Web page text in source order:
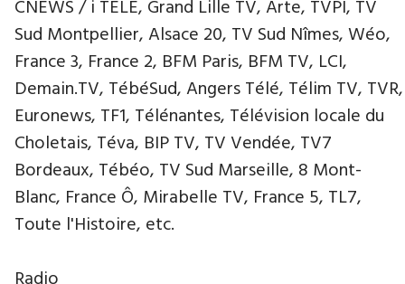
CNEWS / i TELE, Grand Lille TV, Arte, TVPI, TV
Sud Montpellier, Alsace 20, TV Sud Nîmes, Wéo,
France 3, France 2, BFM Paris, BFM TV, LCI,
Demain.TV, TébéSud, Angers Télé, Télim TV, TVR,
Euronews, TF1, Télénantes, Télévision locale du
Choletais, Téva, BIP TV, TV Vendée, TV7
Bordeaux, Tébéo, TV Sud Marseille, 8 Mont-
Blanc, France Ô, Mirabelle TV, France 5, TL7,
Toute l'Histoire, etc.